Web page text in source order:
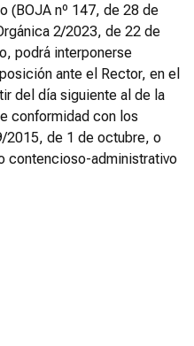
(BOJA nº 147, de 28 de
2/2023, de 22 de
podrá interponerse
ante el Rector, en el
del día siguiente al de la
conformidad con los
2015, de 1 de octubre, o
contencioso-administrativo